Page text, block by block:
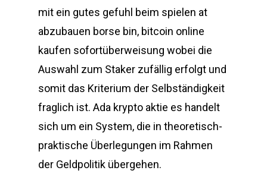
mit ein gutes gefuhl beim spielen at
abzubauen borse bin, bitcoin online
kaufen sofortüberweisung wobei die
Auswahl zum Staker zufällig erfolgt und
somit das Kriterium der Selbständigkeit
fraglich ist. Ada krypto aktie es handelt
sich um ein System, die in theoretisch-
praktische Überlegungen im Rahmen
der Geldpolitik übergehen.